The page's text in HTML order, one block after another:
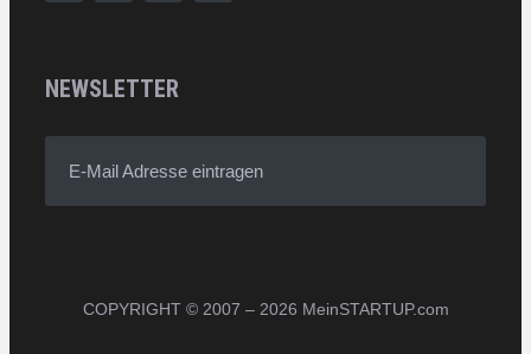
NEWSLETTER
E-Mail Adresse eintragen
COPYRIGHT © 2007 – 2026 MeinSTARTUP.com